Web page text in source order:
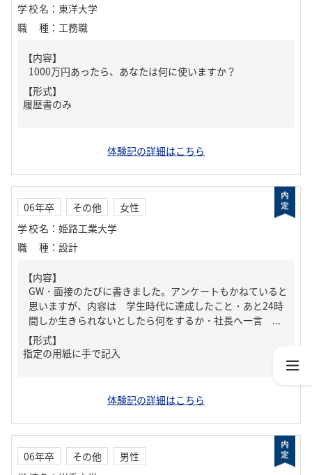
学校名 ： 東洋大学
職種 ： 工務職
【内容】
1000万円あったら、あなたは何に使いますか？
【形式】
履歴書のみ
体験記の詳細はこちら
06年卒 その他
女性
学校名 ： 姫路工業大学
職種 ： 設計
【内容】
GW・面接のたびに書きました。アンケートもかねていると
思いますが、内容は 学生時代に達成したこと・あと24時
間しか生きられないとしたら何をするか・社長へ一言 ...
【形式】
指定の用紙に手で記入
体験記の詳細はこちら
06年卒 その他
男性